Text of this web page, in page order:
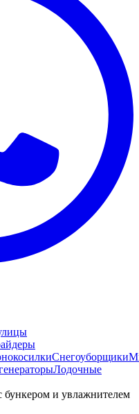
Снегоуборщики
Лодочные
бункером и увлажнителем